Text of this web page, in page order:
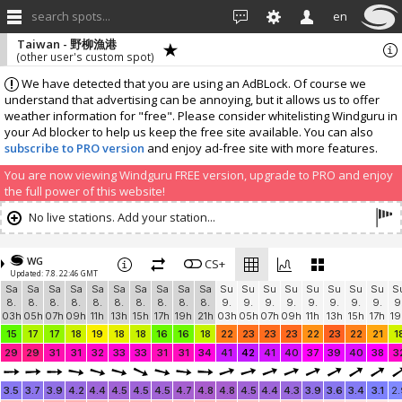
search spots... en
We have detected that you are using an AdBLock. Of course we
understand that advertising can be annoying, but it allows us to offer
weather information for "free". Please consider whitelisting Windguru in
your Ad blocker to help us keep the free site available. You can also
subscribe to PRO version and enjoy ad-free site with more features.
You are now viewing Windguru FREE version, upgrade to PRO and enjoy
the full power of this website!
Taiwan - 野柳漁港
(other user's custom spot)
No live stations. Add your station...
WG
Updated: 7.8. 22:46 GMT
CS+
Sa
8.
03h
Sa
8.
05h
Sa
8.
07h
Sa
8.
09h
Sa
8.
11h
Sa
8.
13h
Sa
8.
15h
Sa
8.
17h
Sa
8.
19h
Sa
8.
21h
Su
9.
03h
Su
9.
05h
Su
9.
07h
Su
9.
09h
Su
9.
11h
Su
9.
13h
Su
9.
15h
Su
9.
17h
15
17 17 18 19 18 18 16 16 18 22 23 23 23 22 23 22 21
29
29 31 31 32 33 33 31 31 34 41 42 41 40 37 39 40 38
3.5 3.7 3.9 4.2 4.4 4.5 4.5 4.5 4.7 4.8 4.8 4.5 4.4 4.3 3.9 3.6 3.4 3.1